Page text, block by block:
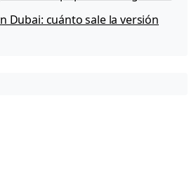
Dubai: cuánto sale la versión